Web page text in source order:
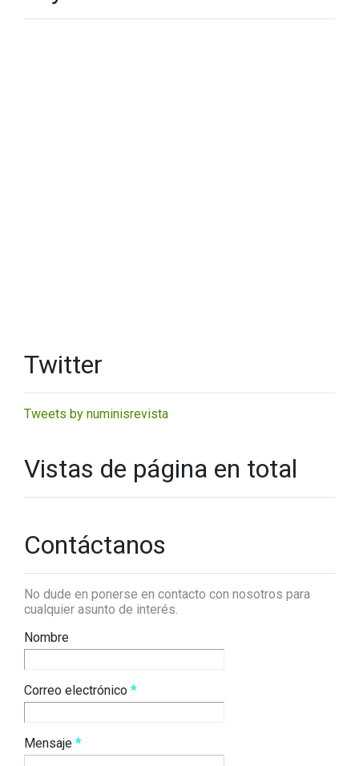
Twitter
Tweets by numinisrevista
Vistas de página en total
Contáctanos
No dude en ponerse en contacto con nosotros para
cualquier asunto de interés.
Nombre
Correo electrónico *
Mensaje *